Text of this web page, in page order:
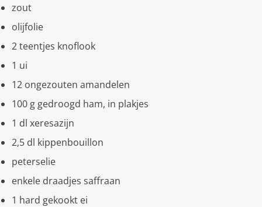
zout
olijfolie
2 teentjes knoflook
1 ui
12 ongezouten amandelen
100 g gedroogd ham, in plakjes
1 dl xeresazijn
2,5 dl kippenbouillon
peterselie
enkele draadjes saffraan
1 hard gekookt ei